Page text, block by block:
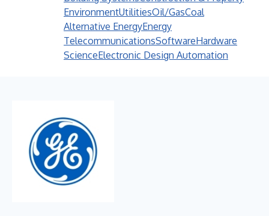
EnvironmentUtilitiesOil/GasCoal
Alternative EnergyEnergy
TelecommunicationsSoftwareHardware
ScienceElectronic Design Automation